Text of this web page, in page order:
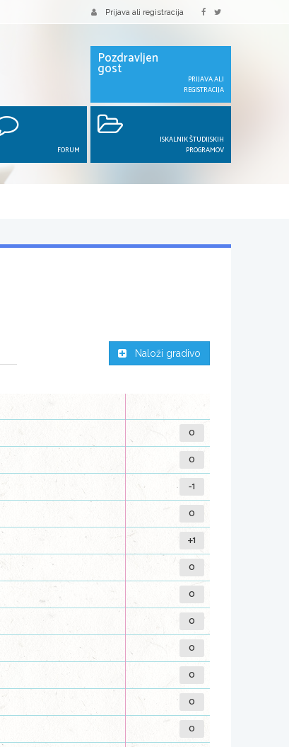
Prijava ali registracija
Pozdravljen
gost
PRIJAVA ALI
REGISTRACIJA
FORUM
ISKALNIK ŠTUDIJSKIH
PROGRAMOV
Naloži gradivo
0
0
-1
0
+1
0
0
0
0
0
0
0